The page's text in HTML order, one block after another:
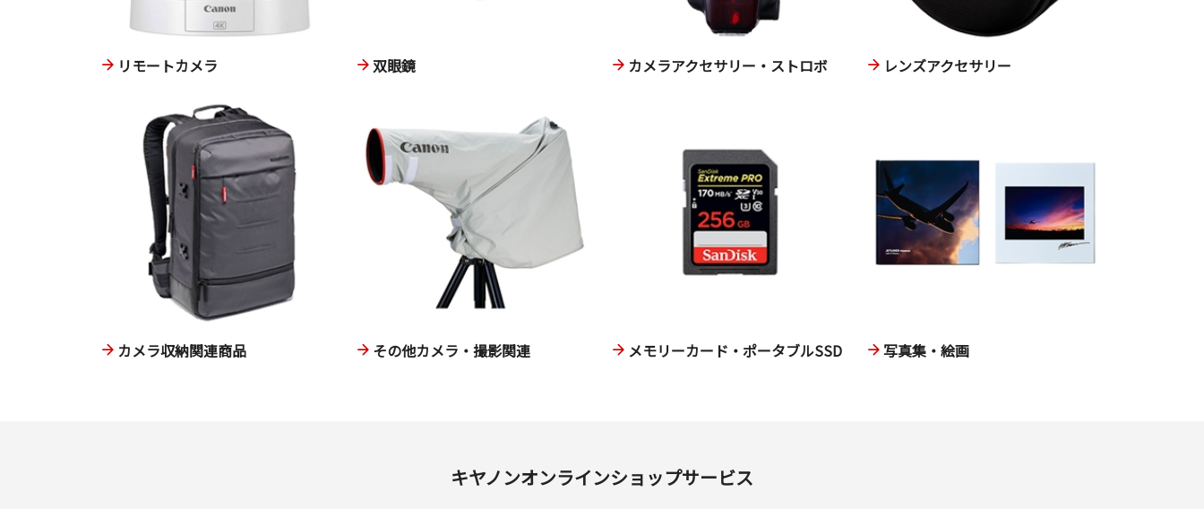
リモートカメラ 双眼鏡 カメラアクセサリー・ストロボ レンズアクセサリー
カメラ収納関連商品 その他カメラ・撮影関連 メモリーカード・ポータブルSSD 写真集・絵画
キヤノンオンラインショップサービス